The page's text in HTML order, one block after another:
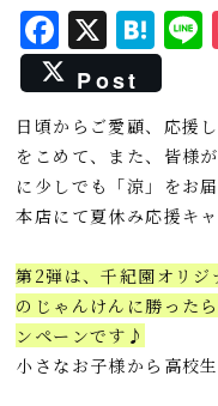
F
a
c
e
b
o
o
k
X H
a
t
e
n
a
Post
日頃からご愛顧、応援
をこめて、また、皆様
に少しでも「涼」をお
本店にて夏休み応援キ
第2弾は、千紀園オリジ
のじゃんけんに勝った
ンペーンです♪
小さなお子様から高校